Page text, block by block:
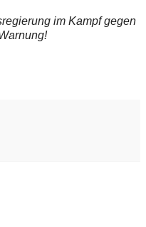
im Kampf gegen